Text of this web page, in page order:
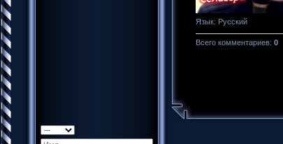
Язык: Русский
Всего комментариев: 0